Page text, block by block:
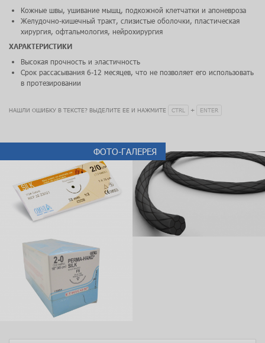
Кожные швы, ушивание мышц, подкожной клетчатки и апоневроза
Желудочно-кишечный тракт, слизистые оболочки, пластическая
хирургия, офтальмология, нейрохирургия
ХАРАКТЕРИСТИКИ
Высокая прочность и эластичность
Срок рассасывания 6-12 месяцев, что не позволяет его использовать
в протезировании
НАШЛИ ОШИБКУ В ТЕКСТЕ? ВЫДЕЛИТЕ ЕЕ И НАЖМИТЕ CTRL + ENTER
ФОТО-ГАЛЕРЕЯ